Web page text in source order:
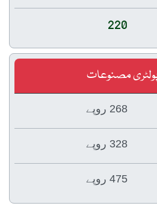
220
مصنوعات
268 روپے
328 روپے
475 روپے